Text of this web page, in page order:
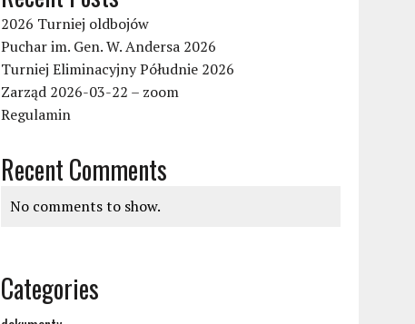
2026 Turniej oldbojów
Puchar im. Gen. W. Andersa 2026
Turniej Eliminacyjny Półudnie 2026
Zarząd 2026-03-22 – zoom
Regulamin
Recent Comments
No comments to show.
Categories